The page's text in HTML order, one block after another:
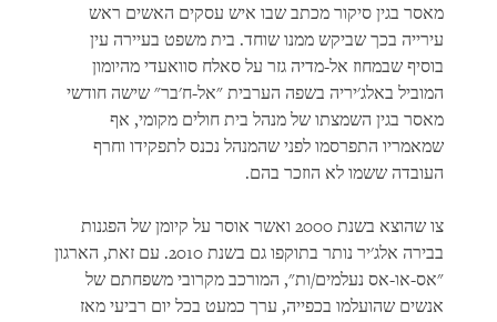
מאסר בגין סיקור מכתב שבו איש עסקים האשים ראש
עירייה בכך שביקש ממנו שוחד. בית משפט בעיירה עין
בוסיף שבמחוז אל-מדיה גזר על סאלח סוואעדי מהיומון
המוביל באלג'יריה בשפה הערבית "אל-ח'בר" שישה חודשי
מאסר בגין השמצתו של מנהל בית חולים מקומי, אף
שמאמריו התפרסמו לפני שהמנהל נכנס לתפקידו וחרף
העובדה ששמו לא הוזכר בהם.
צו שהוצא בשנת 2000 ואשר אוסר על קיומן של הפגנות
בבירה אלג'יר נותר בתוקפו גם בשנת 2010. עם זאת, הארגון
"אס-או-אס נעלמים/ות", המורכב מקרובי משפחתם של
אנשים שהועלמו בכפייה, ערך כמעט בכל יום רביעי מאז